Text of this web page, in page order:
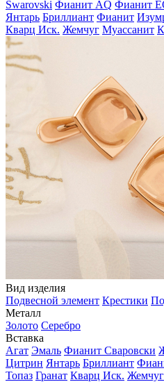
Swarovski Фианит AQ Фианит
Янтарь Бриллиант Фианит
Кварц Иск. Жемчуг Муассанит
Вид изделия
Подвесной элемент Крестики
Металл
Золото Серебро
Вставка
Агат Эмаль Фианит Сваровски
Цитрин Янтарь Бриллиант
Топаз Гранат Кварц Иск. Жемчуг